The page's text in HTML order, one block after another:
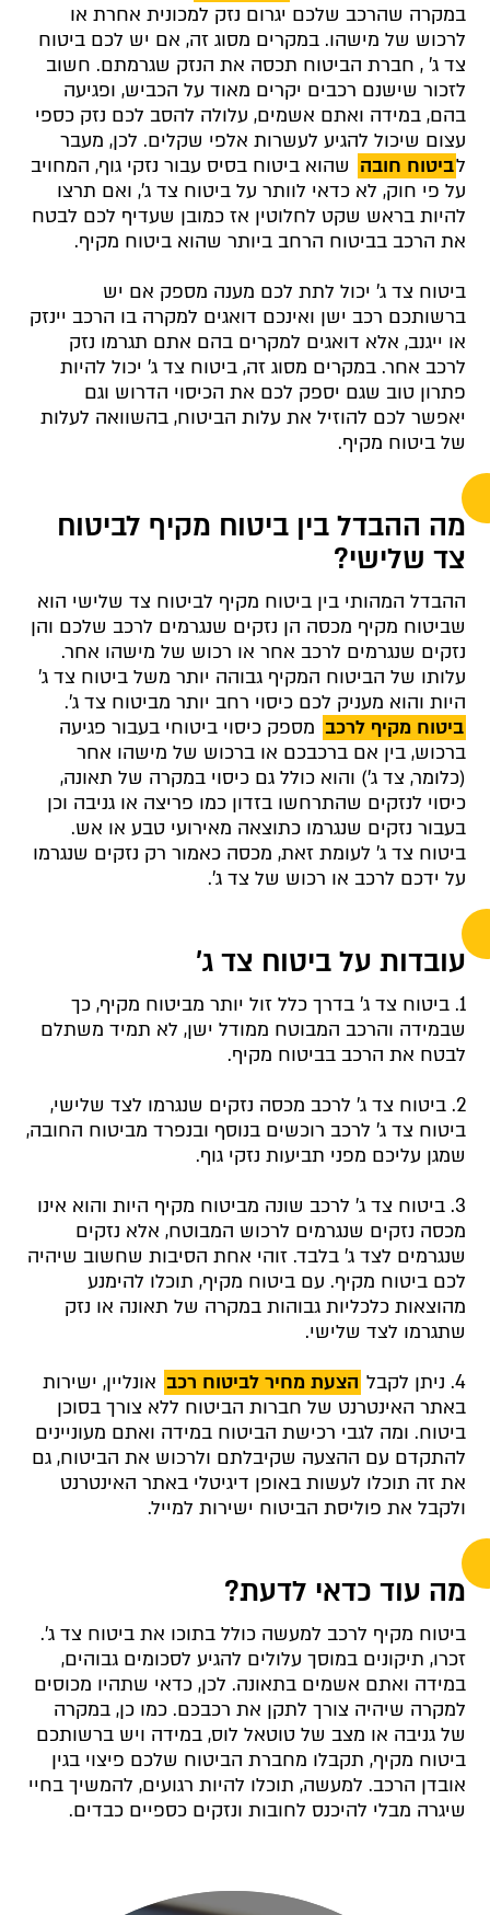
במקרה שהרכב שלכם יגרום נזק למכונית אחרת או
לרכוש של מישהו. במקרים מסוג זה, אם יש לכם ביטוח
צד ג' , חברת הביטוח תכסה את הנזק שגרמתם. חשוב
לזכור שישנם רכבים יקרים מאוד על הכביש, ופגיעה
בהם, במידה ואתם אשמים, עלולה להסב לכם נזק כספי
עצום שיכול להגיע לעשרות אלפי שקלים. לכן, מעבר
לביטוח חובה שהוא ביטוח בסיס עבור נזקי גוף, המחויב
על פי חוק, לא כדאי לוותר על ביטוח צד ג', ואם תרצו
להיות בראש שקט לחלוטין אז כמובן שעדיף לכם לבטח
את הרכב בביטוח הרחב ביותר שהוא ביטוח מקיף.
ביטוח צד ג' יכול לתת לכם מענה מספק אם יש
ברשותכם רכב ישן ואינכם דואגים למקרה בו הרכב יינזק
או ייגנב, אלא דואגים למקרים בהם אתם תגרמו נזק
לרכב אחר. במקרים מסוג זה, ביטוח צד ג' יכול להיות
פתרון טוב שגם יספק לכם את הכיסוי הדרוש וגם
יאפשר לכם להוזיל את עלות הביטוח, בהשוואה לעלות
של ביטוח מקיף.
מה ההבדל בין ביטוח מקיף לביטוח
צד שלישי?
ההבדל המהותי בין ביטוח מקיף לביטוח צד שלישי הוא
שביטוח מקיף מכסה הן נזקים שנגרמים לרכב שלכם והן
נזקים שנגרמים לרכב אחר או רכוש של מישהו אחר.
עלותו של הביטוח המקיף גבוהה יותר משל ביטוח צד ג'
היות והוא מעניק לכם כיסוי רחב יותר מביטוח צד ג'.
ביטוח מקיף לרכב מספק כיסוי ביטוחי בעבור פגיעה
ברכוש, בין אם ברכבכם או ברכוש של מישהו אחר
(כלומר, צד ג') והוא כולל גם כיסוי במקרה של תאונה,
כיסוי לנזקים שהתרחשו בזדון כמו פריצה או גניבה וכן
בעבור נזקים שנגרמו כתוצאה מאירועי טבע או אש.
ביטוח צד ג' לעומת זאת, מכסה כאמור רק נזקים שנגרמו
על ידכם לרכב או רכוש של צד ג'.
עובדות על ביטוח צד ג'
1. ביטוח צד ג' בדרך כלל זול יותר מביטוח מקיף, כך
שבמידה והרכב המבוטח ממודל ישן, לא תמיד משתלם
לבטח את הרכב בביטוח מקיף.
2. ביטוח צד ג' לרכב מכסה נזקים שנגרמו לצד שלישי,
ביטוח צד ג' לרכב רוכשים בנוסף ובנפרד מביטוח החובה,
שמגן עליכם מפני תביעות נזקי גוף.
3. ביטוח צד ג' לרכב שונה מביטוח מקיף היות והוא אינו
מכסה נזקים שנגרמים לרכוש המבוטח, אלא נזקים
שנגרמים לצד ג' בלבד. זוהי אחת הסיבות שחשוב שיהיה
לכם ביטוח מקיף. עם ביטוח מקיף, תוכלו להימנע
מהוצאות כלכליות גבוהות במקרה של תאונה או נזק
שתגרמו לצד שלישי.
4. ניתן לקבל
הצעת מחיר לביטוח רכב אונליין, ישירות
באתר האינטרנט של חברות הביטוח ללא צורך בסוכן
ביטוח. ומה לגבי רכישת הביטוח במידה ואתם מעוניינים
להתקדם עם ההצעה שקיבלתם ולרכוש את הביטוח, גם
את זה תוכלו לעשות באופן דיגיטלי באתר האינטרנט
ולקבל את פוליסת הביטוח ישירות למייל.
מה עוד כדאי לדעת?
ביטוח מקיף לרכב למעשה כולל בתוכו את ביטוח צד ג'.
זכרו, תיקונים במוסך עלולים להגיע לסכומים גבוהים,
במידה ואתם אשמים בתאונה. לכן, כדאי שתהיו מכוסים
למקרה שיהיה צורך לתקן את רכבכם. כמו כן, במקרה
של גניבה או מצב של טוטאל לוס, במידה ויש ברשותכם
ביטוח מקיף, תקבלו מחברת הביטוח שלכם פיצוי בגין
אובדן הרכב. למעשה, תוכלו להיות רגועים, להמשיך בחיי
שיגרה מבלי להיכנס לחובות ונזקים כספיים כבדים.